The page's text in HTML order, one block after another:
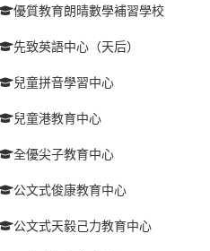
優質教育朗晴數學補習學校
先致英語中心（天后）
兒童拼音學習中心
兒童港教育中心
全優尖子教育中心
公文式俊康教育中心
公文式天毅己力教育中心